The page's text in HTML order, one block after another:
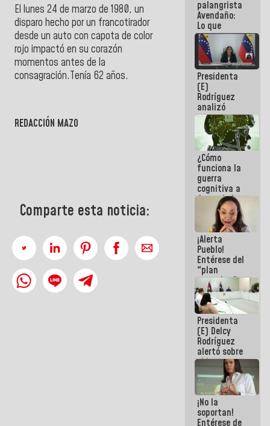
El lunes 24 de marzo de 1980, un
disparo hecho por un francotirador
desde un auto con capota de color
rojo impactó en su corazón
momentos antes de la
consagración.Tenía 62 años.
REDACCIÓN MAZO
Comparte esta noticia:
República
palangrista
Avendaño:
Lo que
vayas a
escribir
hazlo hoy
por que no
sabemos si
la semana
que viene
hay
programa
Presidenta
(E)
Rodríguez
analizó
junto a
gobernadores
planes de
recuperación
del Sistema
Eléctrico
Nacional
¿Cómo
funciona la
guerra
cognitiva a
favor de la
narrativa
hegemónica?
(1)
¡Alerta
Pueblo!
Entérese del
"plan
enjambre"
de La Sayo
para
sabotear el
diálogo y
promover el
caos
Presidenta
(E) Delcy
Rodríguez
alertó sobre
el impacto
de la
emergencia
climática en
los oceános
¡No la
soportan!
Entérese de